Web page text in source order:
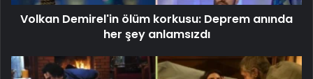
Volkan Demirel'in ölüm korkusu: Deprem anında
her şey anlamsızdı